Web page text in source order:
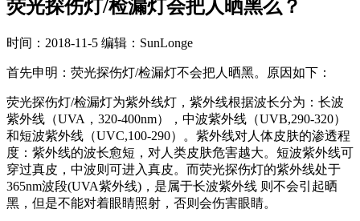
荧光探伤灯/检漏灯会把人晒黑么？
时间：2018-11-5 编辑：SunLonge
首先申明：荧光探伤灯/检漏灯不会把人晒黑。原因如下：
荧光探伤灯/检漏灯为紫外线灯，紫外线根据波长分为：长波
紫外线（UVA，320-400nm），中波紫外线（UVB,290-320）
和短波紫外线（UVC,100-290）。紫外线对人体皮肤的渗透程
度：紫外线的波长愈短，对人类皮肤危害越大。短波紫外线可
穿过真皮，中波则可进入真皮。而荧光探伤灯的紫外线处于
365nm波段(UVA紫外线)，是属于长波紫外线 则不会引起晒
黑，但是不能对着眼睛照射，否则会伤害眼睛。